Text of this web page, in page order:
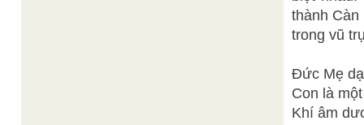
thành
trong vũ
Đức Mẹ
Con là
Khí âm